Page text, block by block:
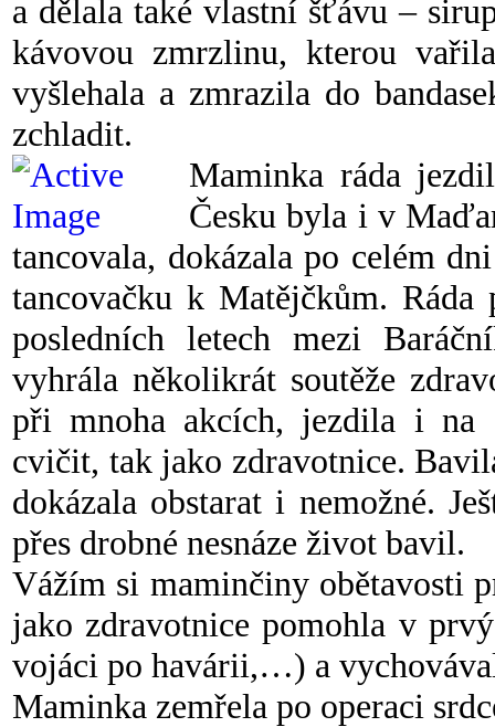
a dělala také vlastní šťávu –
kávovou zmrzlinu, kterou
vyšlehala a zmrazila do
zchladit.
Maminka ráda
Česku byla i v
tancovala, dokázala po celém
tancovačku k Matějčkům.
posledních letech mezi
vyhrála několikrát soutěže
při mnoha akcích, jezdila i na
cvičit, tak jako zdravotnice.
dokázala obstarat i nemožné.
přes drobné nesnáze život bavil.
Vážím si maminčiny obětavosti
jako zdravotnice pomohla v
vojáci po havárii,…) a
Maminka zemřela po operaci